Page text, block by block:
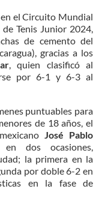
el Circuito Mundial
Tenis Junior 2024,
de cemento del
gracias a los
, quien clasificó al
por 6-1 y 6-3 al
puntuables para
de 18 años, el
José Pablo
dos ocasiones,
la primera en la
por doble 6-2 en
en la fase de